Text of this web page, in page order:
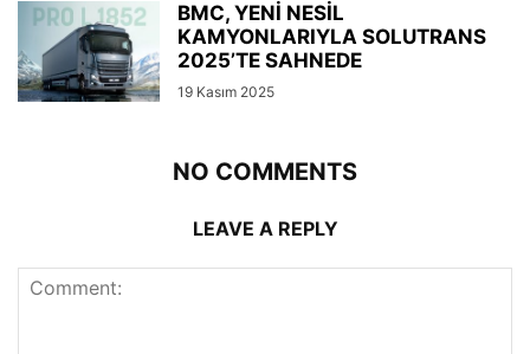
BMC, YENİ NESİL
KAMYONLARIYLA SOLUTRANS
2025’TE SAHNEDE
19 Kasım 2025
NO COMMENTS
LEAVE A REPLY